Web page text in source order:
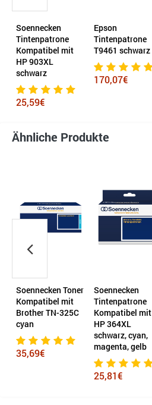
Soennecken
Tintenpatrone
Kompatibel mit
HP 903XL
schwarz
25,59€
Epson
Tintenpatrone
T9461 schwarz
170,07€
Ähnliche Produkte
Soennecken Toner
Kompatibel mit
Brother TN-325C
cyan
35,69€
Soennecken
Tintenpatrone
Kompatibel mit
HP 364XL
schwarz, cyan,
magenta, gelb
25,81€